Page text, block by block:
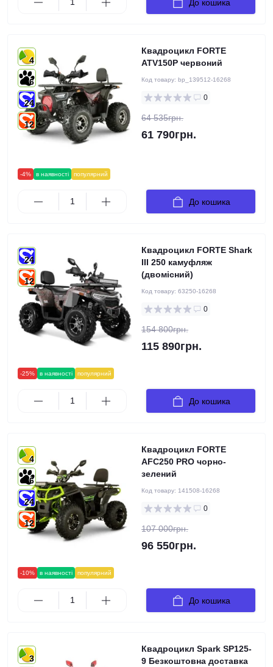
До кошика
-4% в наявності популярний
4
6
24
12
Квадроцикл FORTE
ATV150P червоний
Код товару: bp_139512-16268
0
64 535грн.
61 790грн.
До кошика
-25% в наявності популярний
24
12
Квадроцикл FORTE Shark
III 250 камуфляж
(двомісний)
Код товару: 63250-16268
0
154 800грн.
115 890грн.
До кошика
-10% в наявності популярний
4
6
24
12
Квадроцикл FORTE
AFC250 PRO чорно-
зелений
Код товару: 141508-16268
0
107 000грн.
96 550грн.
До кошика
3
Квадроцикл Spark SP125-
9 Безкоштовна доставка